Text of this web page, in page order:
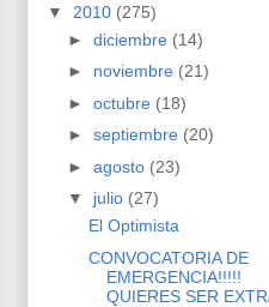
▼ 2010 (275)
► diciembre (14)
► noviembre (21)
► octubre (18)
► septiembre (20)
► agosto (23)
▼ julio (27)
El Optimista
CONVOCATORIA DE
EMERGENCIA!!!!!
QUIERES SER